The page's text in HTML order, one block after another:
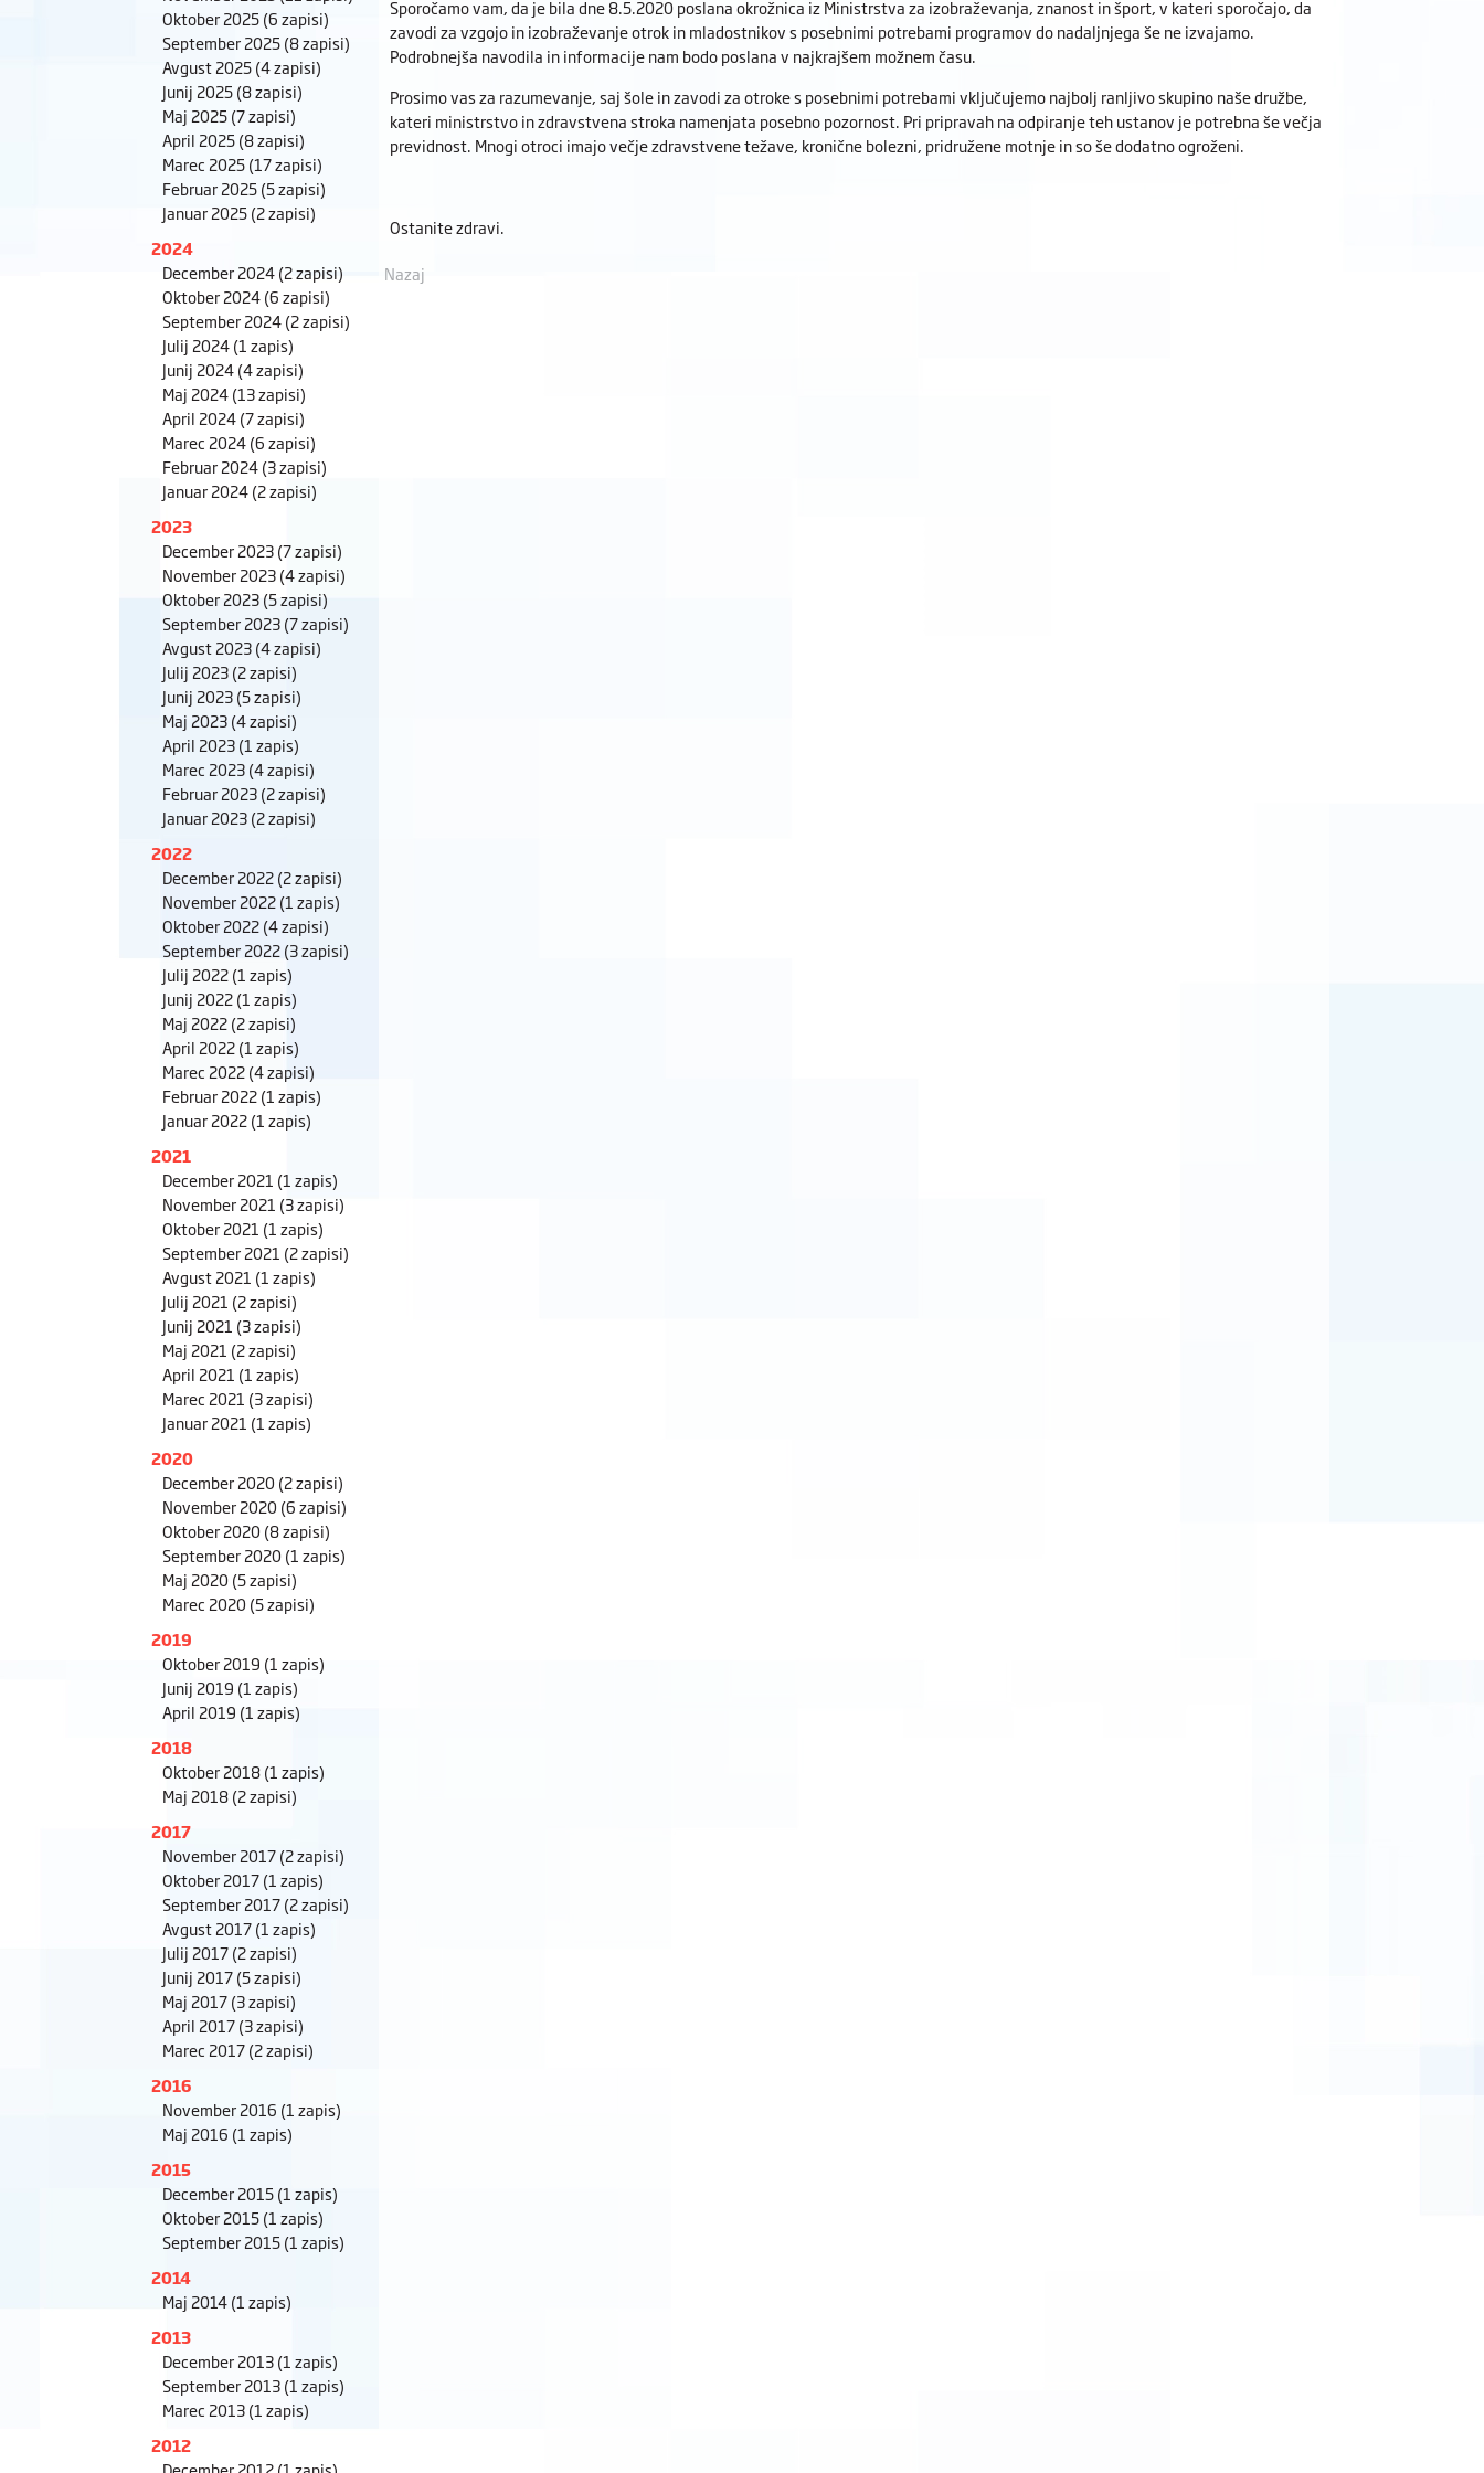
Oktober 2025(6 zapisi)
September 2025(8 zapisi)
Avgust 2025(4 zapisi)
Junij 2025(8 zapisi)
Maj 2025(7 zapisi)
April 2025(8 zapisi)
Marec 2025(17 zapisi)
Februar 2025(5 zapisi)
Januar 2025(2 zapisi)
2024
December 2024(2 zapisi)
Oktober 2024(6 zapisi)
September 2024(2 zapisi)
Julij 2024(1 zapis)
Junij 2024(4 zapisi)
Maj 2024(13 zapisi)
April 2024(7 zapisi)
Marec 2024(6 zapisi)
Februar 2024(3 zapisi)
Januar 2024(2 zapisi)
2023
December 2023(7 zapisi)
November 2023(4 zapisi)
Oktober 2023(5 zapisi)
September 2023(7 zapisi)
Avgust 2023(4 zapisi)
Julij 2023(2 zapisi)
Junij 2023(5 zapisi)
Maj 2023(4 zapisi)
April 2023(1 zapis)
Marec 2023(4 zapisi)
Februar 2023(2 zapisi)
Januar 2023(2 zapisi)
2022
December 2022(2 zapisi)
November 2022(1 zapis)
Oktober 2022(4 zapisi)
September 2022(3 zapisi)
Julij 2022(1 zapis)
Junij 2022(1 zapis)
Maj 2022(2 zapisi)
April 2022(1 zapis)
Marec 2022(4 zapisi)
Februar 2022(1 zapis)
Januar 2022(1 zapis)
2021
December 2021 (1 zapis)
November 2021 (3 zapisi)
Oktober 2021 (1 zapis)
September 2021 (2 zapisi)
Avgust 2021 (1 zapis)
Julij 2021 (2 zapisi)
Junij 2021 (3 zapisi)
Maj 2021 (2 zapisi)
April 2021 (1 zapis)
Marec 2021 (3 zapisi)
Januar 2021 (1 zapis)
2020
December 2020(2 zapisi)
November 2020(6 zapisi)
Oktober 2020(8 zapisi)
September 2020(1 zapis)
Maj 2020(5 zapisi)
Marec 2020(5 zapisi)
2019
Oktober 2019 (1 zapis)
Junij 2019 (1 zapis)
April 2019 (1 zapis)
2018
Oktober 2018(1 zapis)
Maj 2018(2 zapisi)
2017
November 2017(2 zapisi)
Oktober 2017(1 zapis)
September 2017(2 zapisi)
Avgust 2017(1 zapis)
Julij 2017(2 zapisi)
Junij 2017(5 zapisi)
Maj 2017(3 zapisi)
April 2017(3 zapisi)
Marec 2017(2 zapisi)
2016
November 2016 (1 zapis)
Maj 2016 (1 zapis)
2015
December 2015(1 zapis)
Oktober 2015(1 zapis)
September 2015(1 zapis)
2014
Maj 2014(1 zapis)
2013
December 2013(1 zapis)
September 2013(1 zapis)
Marec 2013(1 zapis)
2012
Sporočamo vam, da je bila dne 8.5.2020 poslana okrožnica iz Ministrstva za izobraževanja, znanost in šport, v kateri sporočajo, da
zavodi za vzgojo in izobraževanje otrok in mladostnikov s posebnimi potrebami programov do nadaljnjega še ne izvajamo.
Podrobnejša navodila in informacije nam bodo poslana v najkrajšem možnem času.
Prosimo vas za razumevanje, saj šole in zavodi za otroke s posebnimi potrebami vključujemo najbolj ranljivo skupino naše družbe,
kateri ministrstvo in zdravstvena stroka namenjata posebno pozornost. Pri pripravah na odpiranje teh ustanov je potrebna še večja
previdnost. Mnogi otroci imajo večje zdravstvene težave, kronične bolezni, pridružene motnje in so še dodatno ogroženi.
Ostanite zdravi.
Nazaj